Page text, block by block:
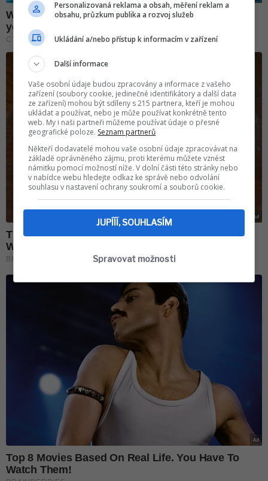
Personalizovaná reklama a obsah, měření reklam a
obsahu, průzkum publika a rozvoj služeb
Ukládání a/nebo přístup k informacím v zařízení
Další informace
Vaše osobní údaje budou zpracovány a informace z vašeho
zařízení (soubory cookie, jedinečné identifikátory a další data
ze zařízení) mohou být sdíleny s 215 partnera, kteří je mohou
ukládat a používat, nebo je může používat konkrétně tento
web. My i naši partneři můžeme používat údaje o přesné
geografické poloze. Seznam partnerů
Někteří dodavatelé mohou vaše osobní údaje zpracovávat na
základě oprávněného zájmu, proti kterému můžete vznést
námitku pomocí možností níže. V dolní části této stránky nebo
v nabídce webu hledejte odkaz ke správě nebo odvolání
souhlasu v nastavení ochrany soukromí a souborů cookie.
JUPÍÍÍ, SOUHLASÍM
Spravovat možnosti